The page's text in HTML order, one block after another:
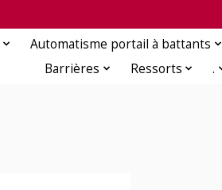
Automatisme portail à battants
Barrières
Ressorts .